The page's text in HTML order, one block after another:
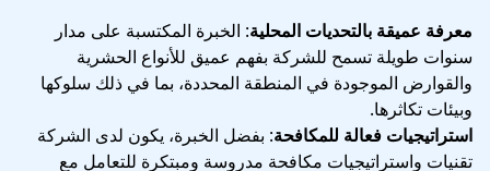
معرفة عميقة بالتحديات المحلية: الخبرة المكتسبة على مدار
سنوات طويلة تسمح للشركة بفهم عميق للأنواع الحشرية
والقوارض الموجودة في المنطقة المحددة، بما في ذلك سلوكها
وبيئات تكاثرها.
استراتيجيات فعالة للمكافحة: بفضل الخبرة، يكون لدى الشركة
تقنيات واستراتيجيات مكافحة مدروسة ومبتكرة للتعامل مع